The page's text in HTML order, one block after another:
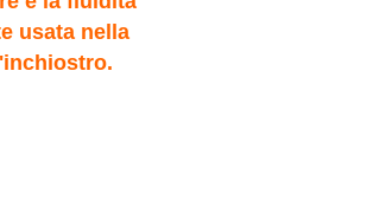
usata nella